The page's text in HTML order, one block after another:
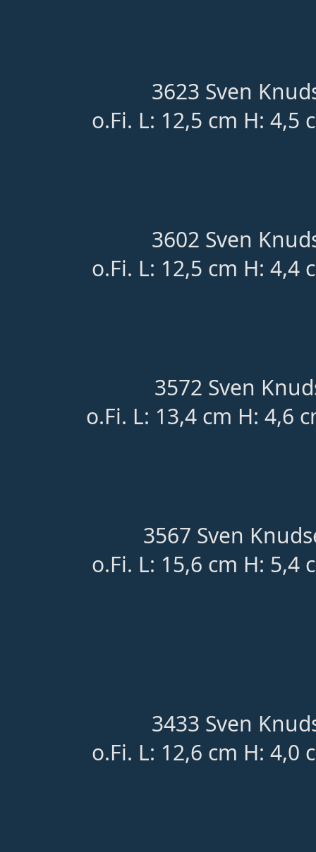
3623 Sven
o.Fi. L: 12,5 cm H: 4,5
3602 Sven
o.Fi. L: 12,5 cm H: 4,4
3572 Sven
o.Fi. L: 13,4 cm H: 4,6
3567 Sven
o.Fi. L: 15,6 cm H: 5,4
3433 Sven
o.Fi. L: 12,6 cm H: 4,0